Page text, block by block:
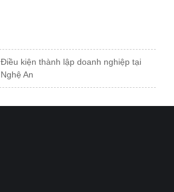
Điều kiện thành lập doanh nghiệp tại
Nghệ An